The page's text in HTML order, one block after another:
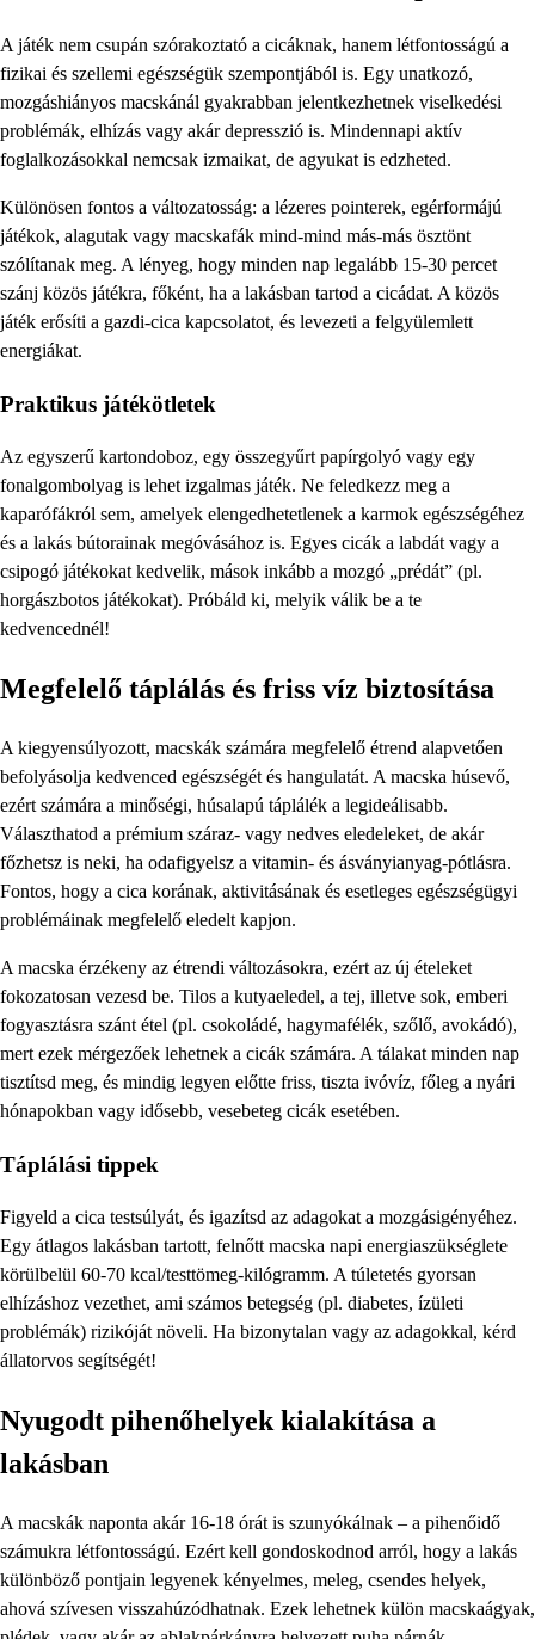
A játék nem csupán szórakoztató a cicáknak, hanem létfontosságú a
fizikai és szellemi egészségük szempontjából is. Egy unatkozó,
mozgáshiányos macskánál gyakrabban jelentkezhetnek viselkedési
problémák, elhízás vagy akár depresszió is. Mindennapi aktív
foglalkozásokkal nemcsak izmaikat, de agyukat is edzheted.
Különösen fontos a változatosság: a lézeres pointerek, egérformájú
játékok, alagutak vagy macskafák mind-mind más-más ösztönt
szólítanak meg. A lényeg, hogy minden nap legalább 15-30 percet
szánj közös játékra, főként, ha a lakásban tartod a cicádat. A közös
játék erősíti a gazdi-cica kapcsolatot, és levezeti a felgyülemlett
energiákat.
Praktikus játékötletek
Az egyszerű kartondoboz, egy összegyűrt papírgolyó vagy egy
fonalgombolyag is lehet izgalmas játék. Ne feledkezz meg a
kaparófákról sem, amelyek elengedhetetlenek a karmok egészségéhez
és a lakás bútorainak megóvásához is. Egyes cicák a labdát vagy a
csipogó játékokat kedvelik, mások inkább a mozgó „prédát” (pl.
horgászbotos játékokat). Próbáld ki, melyik válik be a te
kedvencednél!
Megfelelő táplálás és friss víz biztosítása
A kiegyensúlyozott, macskák számára megfelelő étrend alapvetően
befolyásolja kedvenced egészségét és hangulatát. A macska húsevő,
ezért számára a minőségi, húsalapú táplálék a legideálisabb.
Választhatod a prémium száraz- vagy nedves eledeleket, de akár
főzhetsz is neki, ha odafigyelsz a vitamin- és ásványianyag-pótlásra.
Fontos, hogy a cica korának, aktivitásának és esetleges egészségügyi
problémáinak megfelelő eledelt kapjon.
A macska érzékeny az étrendi változásokra, ezért az új ételeket
fokozatosan vezesd be. Tilos a kutyaeledel, a tej, illetve sok, emberi
fogyasztásra szánt étel (pl. csokoládé, hagymafélék, szőlő, avokádó),
mert ezek mérgezőek lehetnek a cicák számára. A tálakat minden nap
tisztítsd meg, és mindig legyen előtte friss, tiszta ivóvíz, főleg a nyári
hónapokban vagy idősebb, vesebeteg cicák esetében.
Táplálási tippek
Figyeld a cica testsúlyát, és igazítsd az adagokat a mozgásigényéhez.
Egy átlagos lakásban tartott, felnőtt macska napi energiaszükséglete
körülbelül 60-70 kcal/testtömeg-kilógramm. A túletetés gyorsan
elhízáshoz vezethet, ami számos betegség (pl. diabetes, ízületi
problémák) rizikóját növeli. Ha bizonytalan vagy az adagokkal, kérd
állatorvos segítségét!
Nyugodt pihenőhelyek kialakítása a
lakásban
A macskák naponta akár 16-18 órát is szunyókálnak – a pihenőidő
számukra létfontosságú. Ezért kell gondoskodnod arról, hogy a lakás
különböző pontjain legyenek kényelmes, meleg, csendes helyek,
ahová szívesen visszahúzódhatnak. Ezek lehetnek külön macskaágyak,